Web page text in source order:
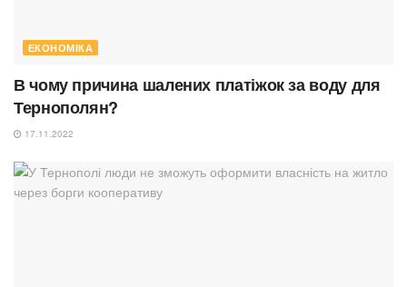
ЕКОНОМІКА
В чому причина шалених платіжок за воду для
Тернополян?
17.11.2022